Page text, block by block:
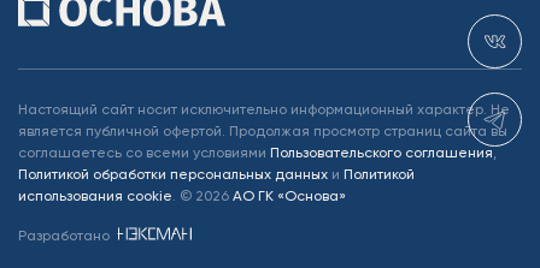
Настоящий сайт носит исключительно информационный характер. Не
является публичной офертой. Продолжая просмотр страниц сайта вы
соглашаетесь со всеми условиями Пользовательского соглашения,
Политикой обработки персональных данных и Политикой
использования cookie. © 2026 АО ГК «Основа»
Разработано